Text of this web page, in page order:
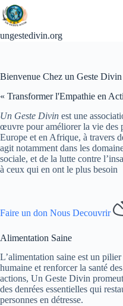
Passer
au
contenu
ungestedivin.org
Bienvenue Chez un Geste Divin
« Transformer l'Empathie en
Un Geste Divin est une
œuvre pour améliorer la vie des
Europe et en Afrique, à travers
agit notamment dans les
sociale, et de la lutte contre
à ceux qui en ont le plus besoin
Faire un don Nous Decouvrir
Alimentation Saine
L’alimentation saine est un
humaine et renforcer la santé
actions, Un Geste Divin
des denrées essentielles qui
personnes en détresse.